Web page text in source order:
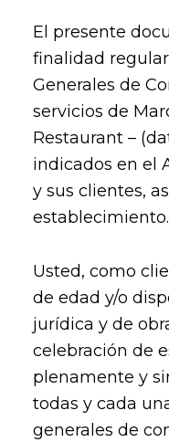
El presente
finalidad
Generales de
servicios de
Restaurant –
indicados en el
y sus clientes,
establecimiento.
Usted, como
de edad y/o
jurídica y de
celebración de
plenamente y
todas y cada
generales de